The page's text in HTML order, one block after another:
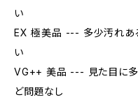
い
EX 極美品 --- 多少汚れあ
い
VG++ 美品 --- 見た目に多
ど問題なし